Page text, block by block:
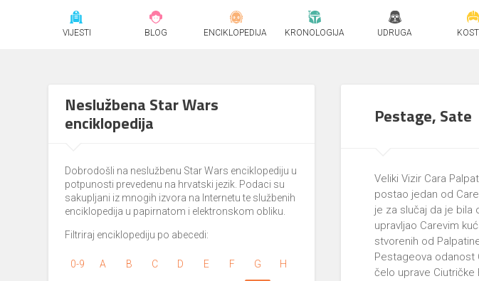
VIJESTI BLOG ENCIKLOPEDIJA KRONOLOGIJA UDRUGA
Neslužbena Star Wars
enciklopedija
Dobrodošli na neslužbenu Star Wars enciklopediju u
potpunosti prevedenu na hrvatski jezik. Podaci su
sakupljani iz mnogih izvora na Internetu te službenih
enciklopedija u papirnatom i elektronskom obliku.
Filtriraj enciklopediju po abecedi:
0-9 A B C D E F G H
Pestage, Sate
Veliki Vizir Cara
postao jedan od
je za slučaj da je bila
upravljao Carevim
stvorenih od
Pestageova odanost
čelo uprave